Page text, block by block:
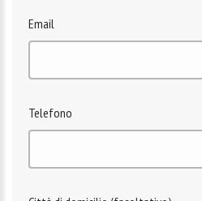
Email
Telefono